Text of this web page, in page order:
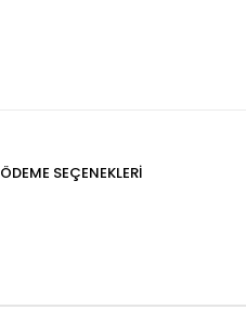
ÖDEME SEÇENEKLERI